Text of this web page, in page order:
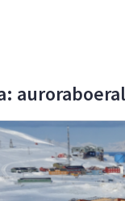
auroraboeral